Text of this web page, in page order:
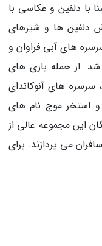
با دلفین و عکاسی با
دلفین ها و شیرهای
های آبی فراوان و
شد. از جمله بازی های
های آنوکاندای
استخر موج نام های
این مجموعه عالی از
می پردازند. برای